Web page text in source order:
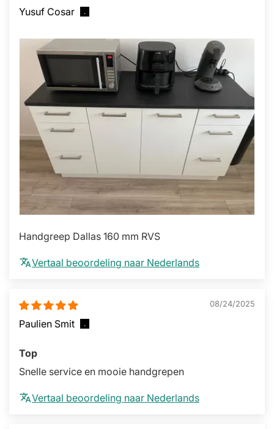
Yusuf Cosar
Handgreep Dallas 160 mm RVS
Vertaal beoordeling naar Nederlands
08/24/2025
Paulien Smit
Top
Snelle service en mooie handgrepen
Vertaal beoordeling naar Nederlands